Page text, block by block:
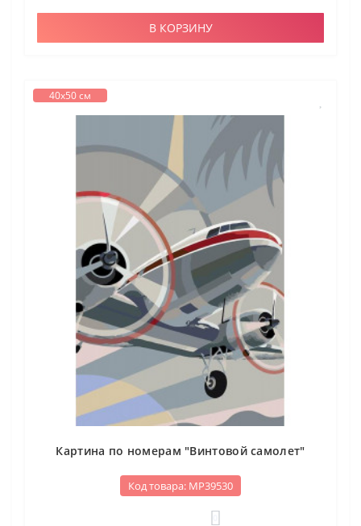
В КОРЗИНУ
40х50 см
Картина по номерам "Винтовой самолет"
Код товара: МР39530